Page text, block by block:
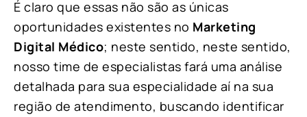
É claro que essas não são as únicas
oportunidades existentes no Marketing
Digital Médico; neste sentido, neste sentido,
nosso time de especialistas fará uma análise
detalhada para sua especialidade aí na sua
região de atendimento, buscando identificar